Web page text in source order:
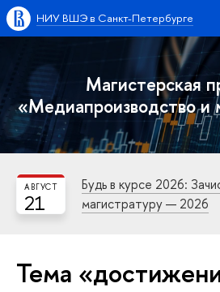
НИУ ВШЭ в Санкт-Петербурге
Магистерская
«Медиапроизводство и
21
АВГУСТ
Будь в курсе 2026:
магистратуру — 2026
Тема